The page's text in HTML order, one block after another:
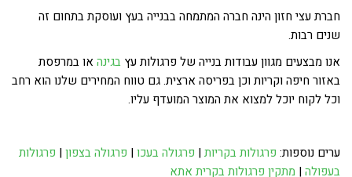
חברת עצי חזון הינה חברה המתמחה בבנייה בעץ ועוסקת בתחום זה
שנים רבות.
אנו מבצעים מגוון עבודות בנייה של פרגולות עץ בגינה או במרפסת
באזור חיפה וקריות וכן בפריסה ארצית. גם טווח המחירים שלנו הוא רחב
וכל לקוח יוכל למצוא את המוצר המועדף עליו.
ערים נוספות: פרגולות בקריות| פרגולה בעכו| פרגולה בצפון| פרגולות
בעפולה| מתקין פרגולות בקרית אתא